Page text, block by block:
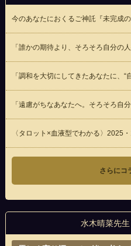
今のあなたにおくるご神託『未完成
「誰かの期待より、そろそろ自分の
「調和を大切にしてきたあなたに、“
「遠慮がちなあなたへ。そろそろ自
〈タロット×血液型でわかる〉2025
さらにコ
水木晴菜先